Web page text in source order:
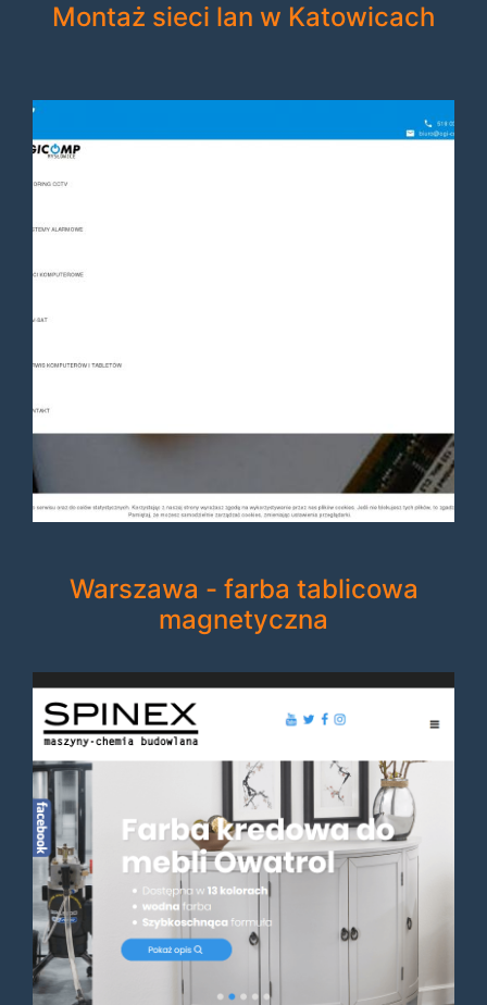
Montaż sieci lan w Katowicach
Warszawa - farba tablicowa
magnetyczna